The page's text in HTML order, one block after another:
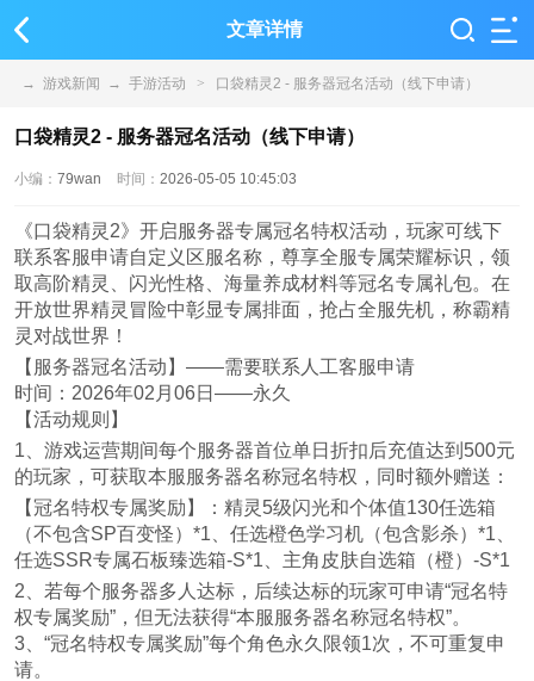
文章详情
→ 游戏新闻 → 手游活动 > 口袋精灵2 - 服务器冠名活动（线下申请）
口袋精灵2 - 服务器冠名活动（线下申请）
小编： 79wan 时间： 2026-05-05 10:45:03
《口袋精灵2》开启服务器专属冠名特权活动，玩家可线下
联系客服申请自定义区服名称，尊享全服专属荣耀标识，领
取高阶精灵、闪光性格、海量养成材料等冠名专属礼包。在
开放世界精灵冒险中彰显专属排面，抢占全服先机，称霸精
灵对战世界！
【服务器冠名活动】——需要联系人工客服申请
时间：2026年02月06日——永久
【活动规则】
1、游戏运营期间每个服务器首位单日折扣后充值达到500元
的玩家，可获取本服服务器名称冠名特权，同时额外赠送：
【冠名特权专属奖励】：精灵5级闪光和个体值130任选箱
（不包含SP百变怪）*1、任选橙色学习机（包含影杀）*1、
任选SSR专属石板臻选箱-S*1、主角皮肤自选箱（橙）-S*1
2、若每个服务器多人达标，后续达标的玩家可申请“冠名特
权专属奖励”，但无法获得“本服服务器名称冠名特权”。
3、“冠名特权专属奖励”每个角色永久限领1次，不可重复申
请。